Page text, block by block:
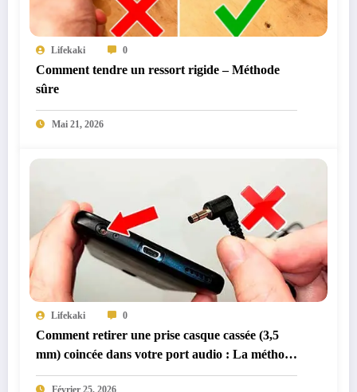
Lifekaki 0
Comment tendre un ressort rigide – Méthode
sûre
Mai 21, 2026
Lifekaki 0
Comment retirer une prise casque cassée (3,5
mm) coincée dans votre port audio : La méthode
mécanique sûre
Février 25, 2026